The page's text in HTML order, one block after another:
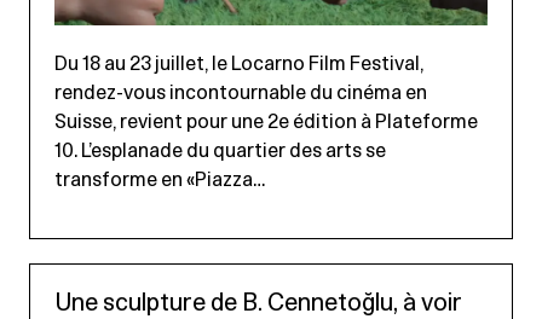
Du 18 au 23 juillet, le Locarno Film Festival,
rendez-vous incontournable du cinéma en
Suisse, revient pour une 2e édition à Plateforme
10. L’esplanade du quartier des arts se
transforme en «Piazza…
Une sculpture de B. Cennetoğlu, à voir